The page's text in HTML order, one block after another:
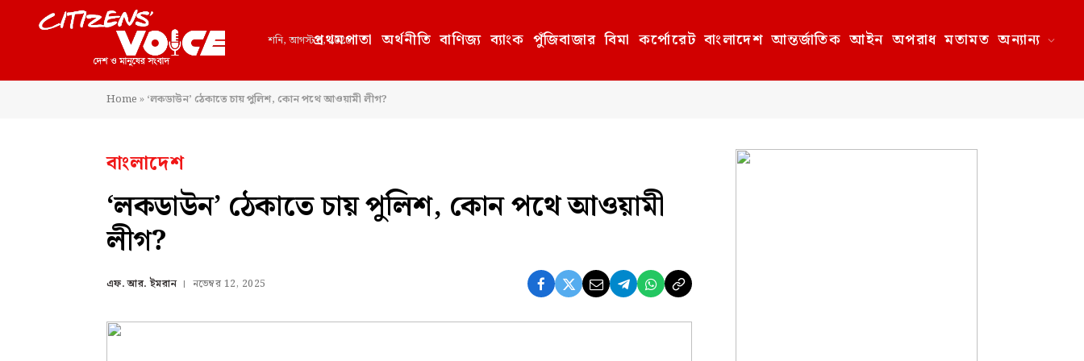
শনি, আগস্ট 8, 2026
প্রথমপাতা অর্থনীতি বাণিজ্য ব্যাংক পুঁজিবাজার বিমা কর্পোরেট বাংলাদেশ আন্তর্জাতিক আইন অপরাধ মতামত অন্যান্য
Home»‘লকডাউন’ ঠেকাতে চায় পুলিশ, কোন পথে আওয়ামী লীগ?
বাংলাদেশ
‘লকডাউন’ ঠেকাতে চায় পুলিশ, কোন পথে আওয়ামী
লীগ?
এফ. আর. ইমরান নভেম্বর 12, 2025